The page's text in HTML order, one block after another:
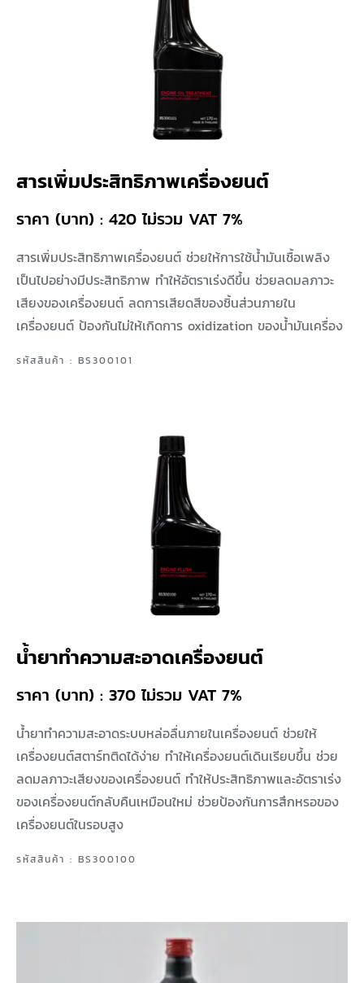
สารเพิ่มประสิทธิภาพเครื่องยนต์
ราคา (บาท) : 420 ไม่รวม VAT 7%
สารเพิ่มประสิทธิภาพเครื่องยนต์ ช่วยให้การใช้น้ำมันเชื้อเพลิง
เป็นไปอย่างมีประสิทธิภาพ ทำให้อัตราเร่งดีขึ้น ช่วยลดมลภาวะ
เสียงของเครื่องยนต์ ลดการเสียดสีของชิ้นส่วนภายใน
เครื่องยนต์ ป้องกันไม่ให้เกิดการ oxidization ของน้ำมันเครื่อง
รหัสสินค้า : BS300101
น้ำยาทำความสะอาดเครื่องยนต์
ราคา (บาท) : 370 ไม่รวม VAT 7%
น้ำยาทำความสะอาดระบบหล่อลื่นภายในเครื่องยนต์ ช่วยให้
เครื่องยนต์สตาร์ทติดได้ง่าย ทำให้เครื่องยนต์เดินเรียบขึ้น ช่วย
ลดมลภาวะเสียงของเครื่องยนต์ ทำให้ประสิทธิภาพและอัตราเร่ง
ของเครื่องยนต์กลับคืนเหมือนใหม่ ช่วยป้องกันการสึกหรอของ
เครื่องยนต์ในรอบสูง
รหัสสินค้า : BS300100